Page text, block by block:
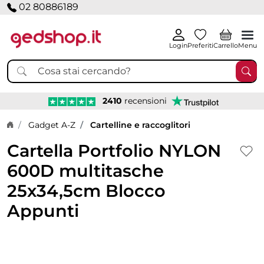
02 80886189
LoginPreferitiCarrelloMenu
2410 recensioni
Home page
Gadget A-Z Cartelline e raccoglitori
Cartella Portfolio NYLON
600D multitasche
25x34,5cm Blocco
Appunti